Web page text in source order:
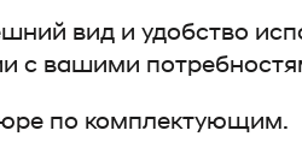
вид и удобство
с вашими
по комплектующим.